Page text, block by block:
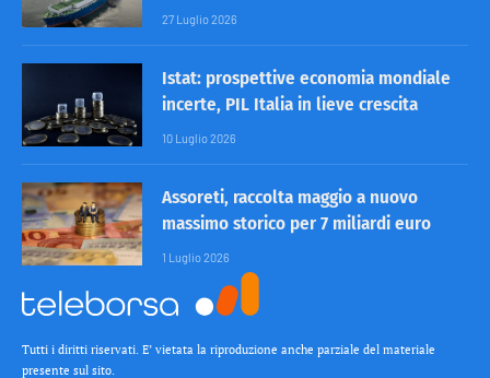
27 Luglio 2026
Istat: prospettive economia mondiale
incerte, PIL Italia in lieve crescita
10 Luglio 2026
Assoreti, raccolta maggio a nuovo
massimo storico per 7 miliardi euro
1 Luglio 2026
Tutti i diritti riservati. E’ vietata la riproduzione anche parziale del materiale
presente sul sito.